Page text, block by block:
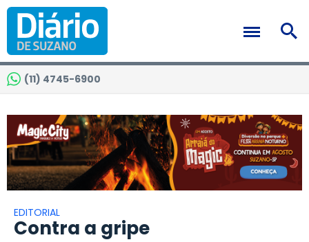
(11) 4745-6900
EDITORIAL
Contra a gripe